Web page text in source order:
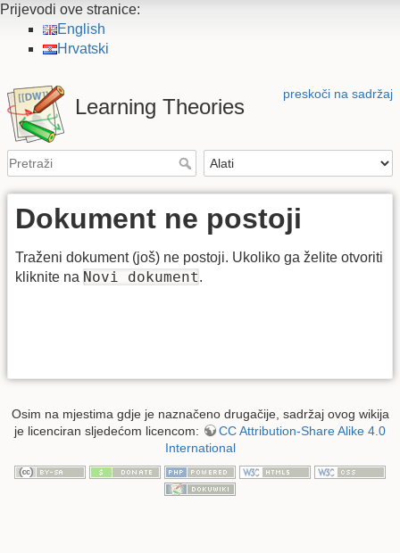
Prijevodi ove stranice:
English
Hrvatski
preskoči na sadržaj
Learning Theories
Dokument ne postoji
Traženi dokument (još) ne postoji. Ukoliko ga želite otvoriti
kliknite na Novi dokument.
Osim na mjestima gdje je naznačeno drugačije, sadržaj ovog wikija
je licenciran sljedećom licencom:
CC Attribution-Share Alike 4.0
International